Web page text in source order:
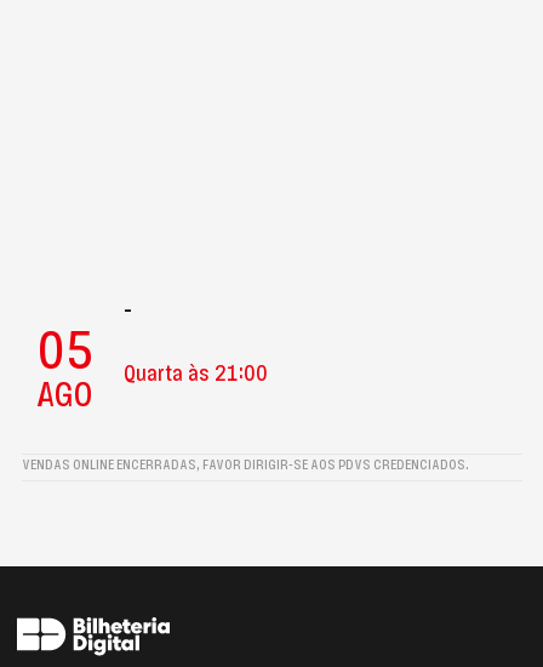
05
AGO
-
Quarta às 21:00
VENDAS ONLINE ENCERRADAS, FAVOR DIRIGIR-SE AOS PDVS CREDENCIADOS.